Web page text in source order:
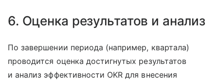
6. Оценка результатов и анализ
По завершении периода (например, квартала)
проводится оценка достигнутых результатов
и анализ эффективности OKR для внесения